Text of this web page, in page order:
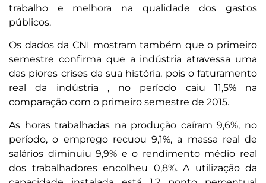
trabalho e melhora na qualidade dos gastos
públicos.
Os dados da CNI mostram também que o primeiro
semestre confirma que a indústria atravessa uma
das piores crises da sua história, pois o faturamento
real da indústria , no período caiu 11,5% na
comparação com o primeiro semestre de 2015.
As horas trabalhadas na produção caíram 9,6%, no
período, o emprego recuou 9,1%, a massa real de
salários diminuiu 9,9% e o rendimento médio real
dos trabalhadores encolheu 0,8%. A utilização da